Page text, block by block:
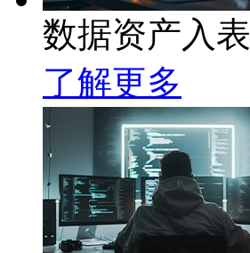
数据资产入表
了解更多